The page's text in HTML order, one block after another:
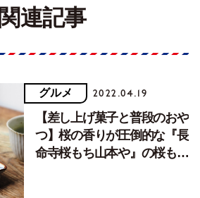
関連記事
グルメ 2022.04.19
【差し上げ菓子と普段のおや
つ】桜の香りが圧倒的な『長
命寺桜もち山本や』の桜もち